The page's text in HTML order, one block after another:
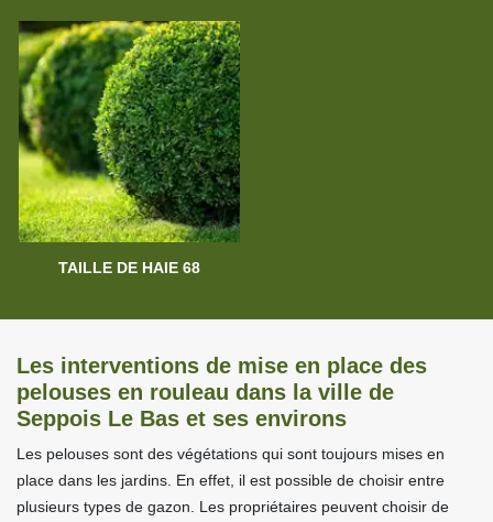
TAILLE DE HAIE 68
Les interventions de mise en place des
pelouses en rouleau dans la ville de
Seppois Le Bas et ses environs
Les pelouses sont des végétations qui sont toujours mises en
place dans les jardins. En effet, il est possible de choisir entre
plusieurs types de gazon. Les propriétaires peuvent choisir de